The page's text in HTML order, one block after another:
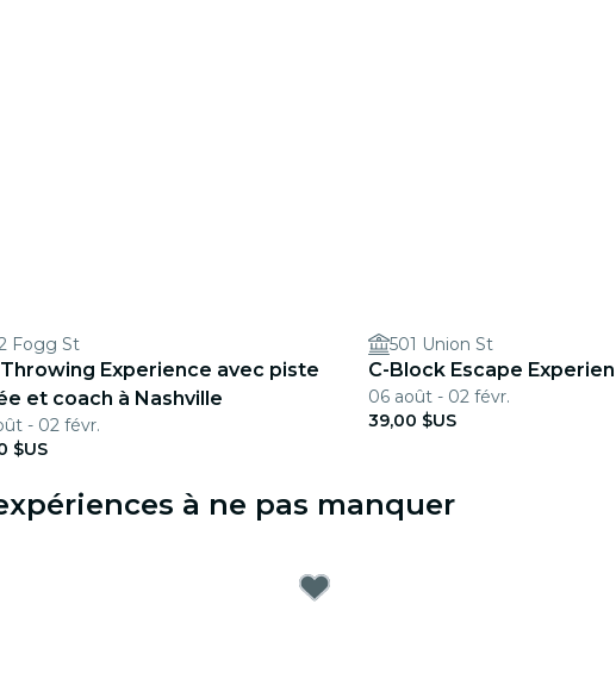
Fogg St
Experience avec piste
et coach à Nashville
- 02 févr.
$US
501 Union St
C-Block Escape
06 août - 02 févr.
39,00 $US
à ne pas manquer